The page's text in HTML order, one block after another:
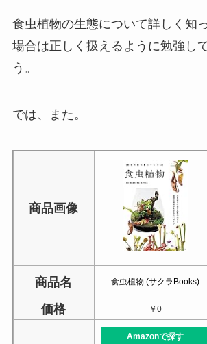
食虫植物の生態について詳しく知
場合は正しく扱えるように勉強し
う。
では、また。
商品画像
商品名 食虫植物 (サクラBooks)
価格 ￥0
Amazonで探す